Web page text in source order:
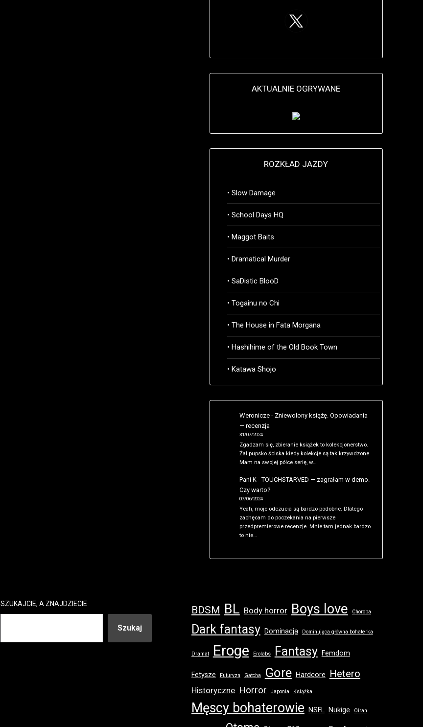
AKTUALNIE OGRYWANE
ROZKŁAD JAZDY
• Slow Damage
• School Days HQ
• Maggot Baits
• Dramatical Murder
• SaDistic BlooD
• Togainu no Chi
• The House in Fata Morgana
• Hashihime of the Old Book Town
• Katawa Shojo
Weronicze- Zniewolony książę. Opowiadania
— recenzja
31/07/2024
Zgadzam się, zbieranie książek to kolekcjonerstwo.
Żal pupsko ściska kiedy kolekcje są tak krzywdzone.
Mam na swojej półce serię, w…
Pani K-TOUCHSTARVED — zagrałam w demo.
Czy warto?
07/06/2024
Yeah, moje odczucia są bardzo podobne. Dlatego
zachęcam do poczekania na pierwsze
przedpremierowe recenzje. Mnie tam jednak bardzo
to nie…
SZUKAJCIE, A ZNAJDZIECIE
Szukaj
BDSM BL Body horror Boys love Choroba
Dark fantasy Dominacja Dominująca główna bohaterka
Dramat Eroge Erolabs Fantasy Femdom
Fetysze Futuryzn Gatcha Gore Hardcore Hetero
Historyczne Horror Japonia Książka
Męscy bohaterowie NSFL Nukige Oiran